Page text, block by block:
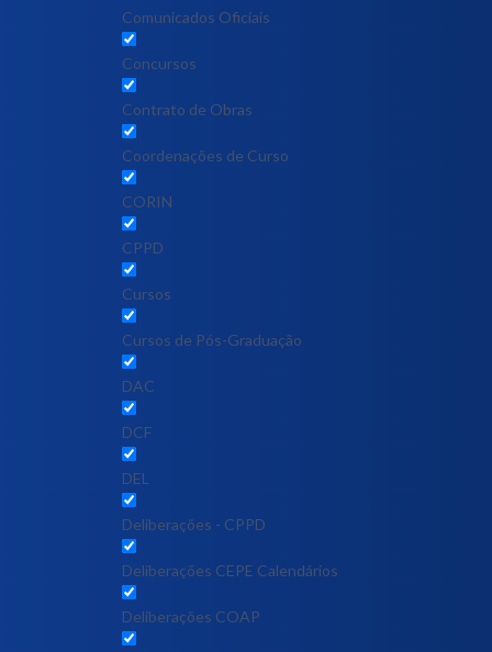
Comunicados Oficiais
Concursos
Contrato de Obras
Coordenações de Curso
CORIN
CPPD
Cursos
Cursos de Pós-Graduação
DAC
DCF
DEL
Deliberações - CPPD
Deliberações CEPE Calendários
Deliberações COAP